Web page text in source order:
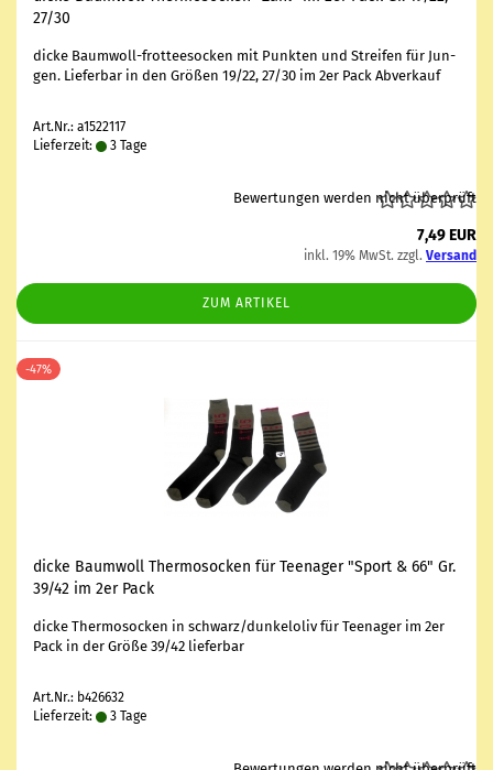
27/30
dicke Baumwoll-​frotteesocken mit Punk­ten und Strei­fen für Jun­
gen. Lie­fer­bar in den Grö­ßen 19/22, 27/30 im 2er Pack Ab­ver­kauf
Art.Nr.: a1522117
Lieferzeit:
3 Tage
Bewertungen werden nicht überprüft
7,49 EUR
inkl. 19% MwSt. zzgl. Versand
ZUM ARTIKEL
-47%
dicke Baum­woll Ther­mo­so­cken für Teen­ager "Sport & 66" Gr.
39/42 im 2er Pack
dicke Ther­mo­so­cken in schwarz/dun­kel­oliv für Teen­ager im 2er
Pack in der Größe 39/42 lie­fer­bar
Art.Nr.: b426632
Lieferzeit:
3 Tage